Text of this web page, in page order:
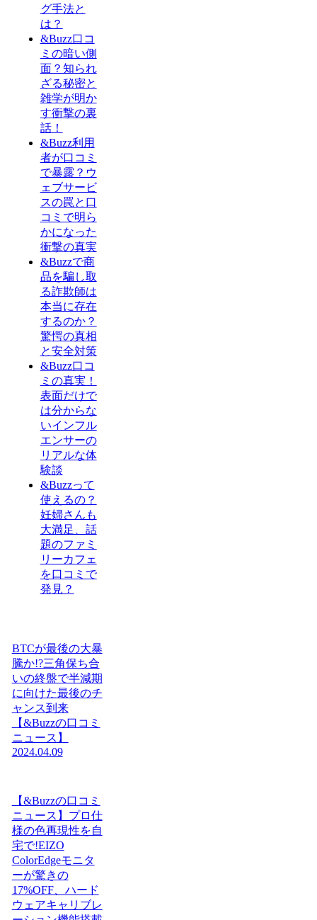
グ手法と
は？
&Buzz口コ
ミの暗い側
面？知られ
ざる秘密と
雑学が明か
す衝撃の裏
話！
&Buzz利用
者が口コミ
で暴露？ウ
ェブサービ
スの罠と口
コミで明ら
かになった
衝撃の真実
&Buzzで商
品を騙し取
る詐欺師は
本当に存在
するのか？
驚愕の真相
と安全対策
&Buzz口コ
ミの真実！
表面だけで
は分からな
いインフル
エンサーの
リアルな体
験談
&Buzzって
使えるの？
妊婦さんも
大満足、話
題のファミ
リーカフェ
を口コミで
発見？
BTCが最後の大暴
騰か!?三角保ち合
いの終盤で半減期
に向けた最後のチ
ャンス到来
【&Buzzの口コミ
ニュース】
2024.04.09
【&Buzzの口コミ
ニュース】プロ仕
様の色再現性を自
宅で!EIZO
ColorEdgeモニタ
ーが驚きの
17%OFF、ハード
ウェアキャリブレ